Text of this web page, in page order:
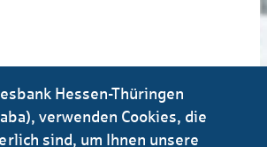
Hessen-Thüringen
verwenden Cookies, die
sind, um Ihnen unsere